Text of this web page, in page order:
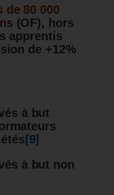
de 80 000
s (OF), hors
apprentis
de +12%
à but
[9]
à but non